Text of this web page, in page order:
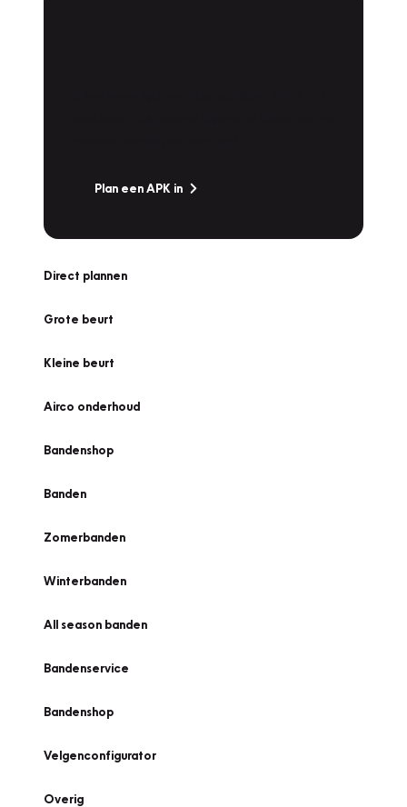
Plan een APK in
Direct plannen
Grote beurt
Kleine beurt
Airco onderhoud
Bandenshop
Banden
Zomerbanden
Winterbanden
All season banden
Bandenservice
Bandenshop
Velgenconfigurator
Overig